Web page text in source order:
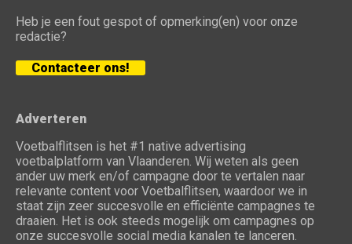
Heb je een fout gespot of opmerking(en) voor onze
redactie?
Contacteer ons!
Adverteren
Voetbalflitsen is het #1 native advertising
voetbalplatform van Vlaanderen. Wij weten als geen
ander uw merk en/of campagne door te vertalen naar
relevante content voor Voetbalflitsen, waardoor we in
staat zijn zeer succesvolle en efficiënte campagnes te
draaien. Het is ook steeds mogelijk om campagnes op
onze succesvolle social media kanalen te lanceren.